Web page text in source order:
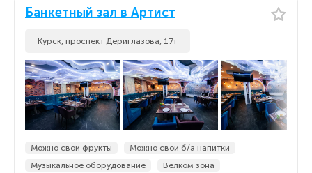
Банкетный зал в Артист
Курск, проспект Дериглазова, 17г
Можно свои фрукты
Можно свои б/а напитки
Музыкальное оборудование
Велком зона